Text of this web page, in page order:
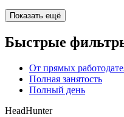
Показать ещё
Быстрые
От прямых
Полная занятость
Полный день
HeadHunter